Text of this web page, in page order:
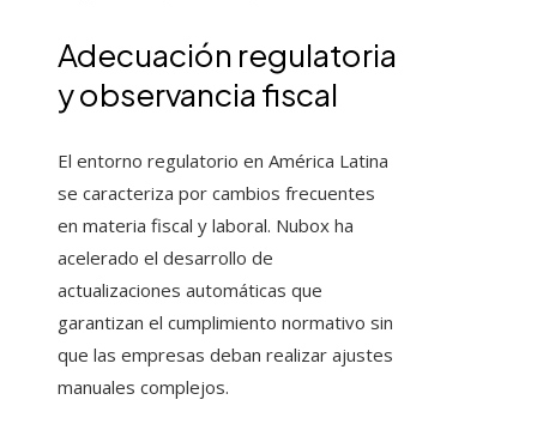
Adecuación regulatoria
y observancia fiscal
El entorno regulatorio en América Latina
se caracteriza por cambios frecuentes
en materia fiscal y laboral. Nubox ha
acelerado el desarrollo de
actualizaciones automáticas que
garantizan el cumplimiento normativo sin
que las empresas deban realizar ajustes
manuales complejos.